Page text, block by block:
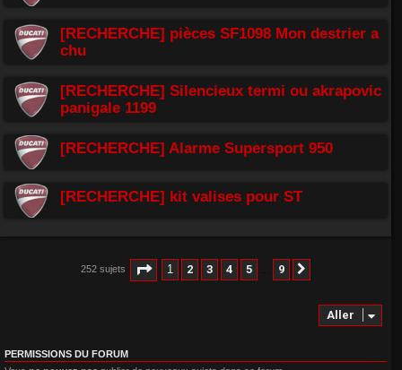
[RECHERCHE] pièces SF1098 Mon destrier a
chu
[RECHERCHE] Silencieux termi ou akrapovic
panigale 1199
[RECHERCHE] Alarme Supersport 950
[RECHERCHE] kit valises pour ST
252 sujets Page 1sur
1 2 3 4 5 9
Aller
PERMISSIONS DU FORUM